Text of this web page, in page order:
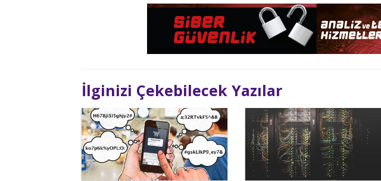
İlginizi Çekebilecek Yazılar